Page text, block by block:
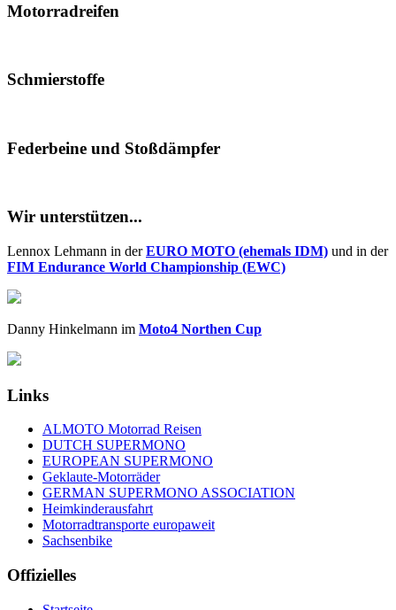
Motorradreifen
Schmierstoffe
Federbeine und Stoßdämpfer
Wir unterstützen...
Lennox Lehmann in derEURO MOTO (ehemals IDM) und in der
FIM Endurance World Championship (EWC)
Danny Hinkelmann im Moto4 Northen Cup
Links
ALMOTO Motorrad Reisen
DUTCH SUPERMONO
EUROPEAN SUPERMONO
Geklaute-Motorräder
GERMAN SUPERMONO ASSOCIATION
Heimkinderausfahrt
Motorradtransporte europaweit
Sachsenbike
Offizielles